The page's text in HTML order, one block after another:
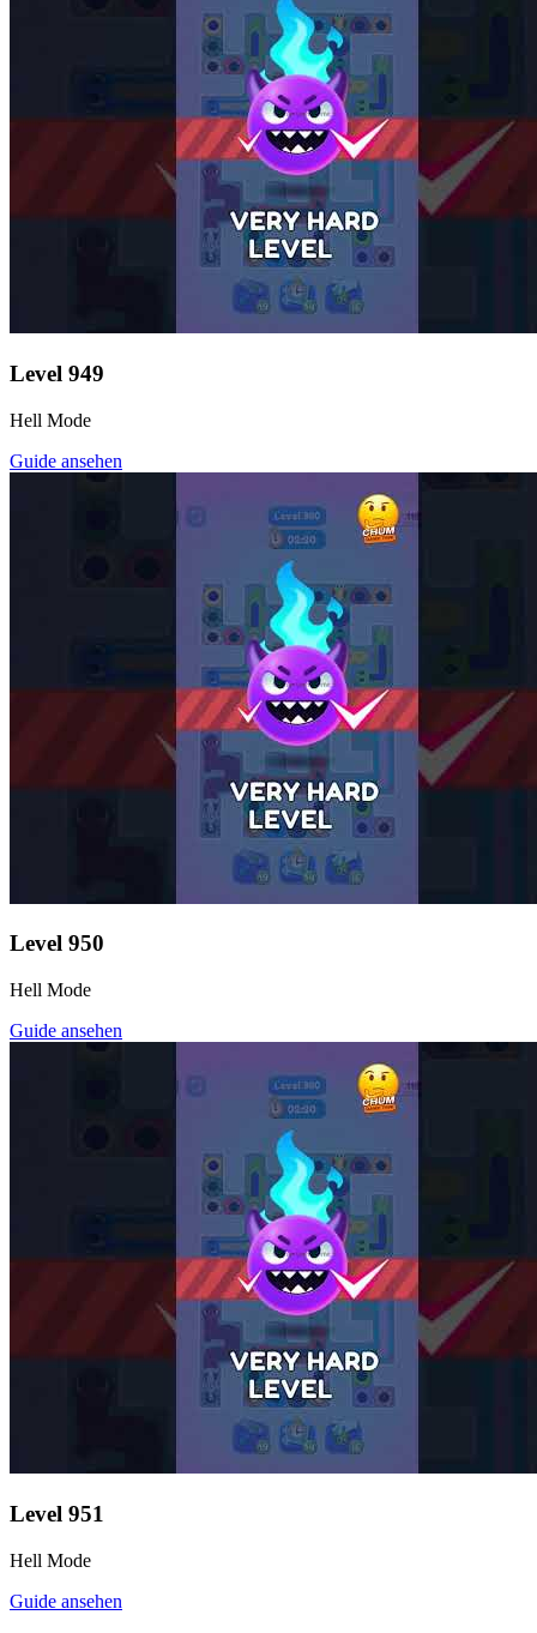
Level 949
Hell Mode
Guide ansehen
Level 950
Hell Mode
Guide ansehen
Level 951
Hell Mode
Guide ansehen